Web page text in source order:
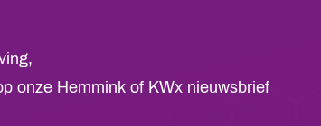
onze Hemmink of KWx nieuwsbrief